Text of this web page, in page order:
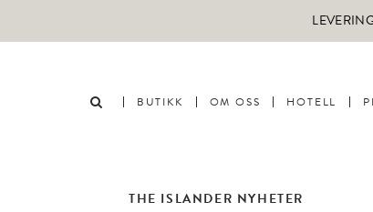
BUTIKK OM OSS HOTELL
THE ISLANDER NYHETER